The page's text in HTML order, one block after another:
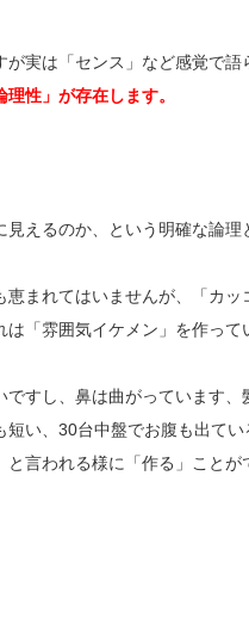
が実は「センス」など感覚で語
性」が存在します。
見えるのか、という明確な論理
恵まれてはいませんが、「カッ
は「雰囲気イケメン」を作って
ですし、鼻は曲がっています、
短い、30台中盤でお腹も出てい
と言われる様に「作る」ことが